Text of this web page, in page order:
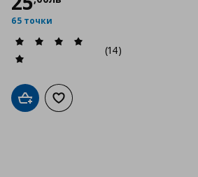
65 точки
(14)
Добави в кошницата
Добави към списъка с любими